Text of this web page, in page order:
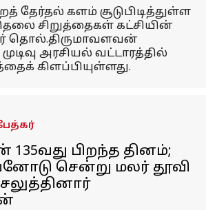
தேர்தல் களம் சூடுபிடித்துள்ள
சிறுத்தைகள் கட்சியின்
தொல்.திருமாவளவன்
அரசியல் வட்டாரத்தில்
கிளப்பியுள்ளது.
135வது பிறந்த தினம்;
சென்று மலர் தூவி